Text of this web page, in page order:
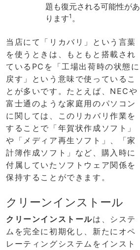
題も復元される可能性があ
ります1 。
当店にて「リカバリ」という言葉
を使うときは、もともと搭載され
ているPCを「工場出荷時の状態に
戻す」という意味で使っているこ
とが多いです。たとえば、NECや
富士通のような家庭用のパソコン
に関しては、このリカバリ作業を
することで「年賀状作成ソフト」
や「メディア再生ソフト」、「家
計簿作成ソフト」など、購入時に
付属していたソフトウェア関係を
保持することができます。
クリーンインストール
クリーンインストールは、システ
ムを完全に初期化し、新たにオペ
レーティングシステムをインスト